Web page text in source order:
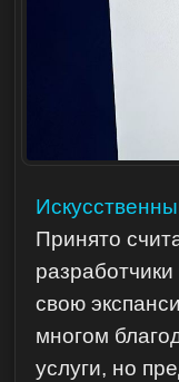
Принято
свою
многом
услуги, но